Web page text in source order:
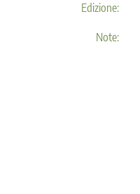
Edizione:
Note: